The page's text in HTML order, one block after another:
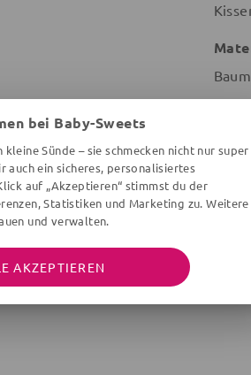
bei Baby-Sweets
Sünde – sie schmecken nicht nur super
auch ein sicheres, personalisiertes
auf „Akzeptieren“ stimmst du der
Statistiken und Marketing zu. Weitere
und verwalten.
AKZEPTIEREN